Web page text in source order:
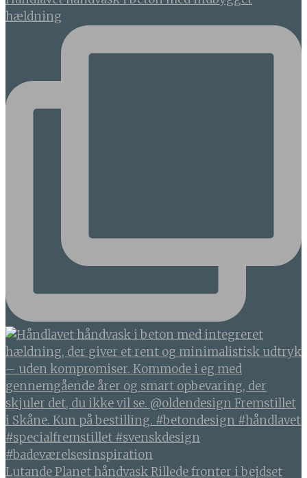
hældning
Lutande Planet håndvask Rillede fronter i bejdset